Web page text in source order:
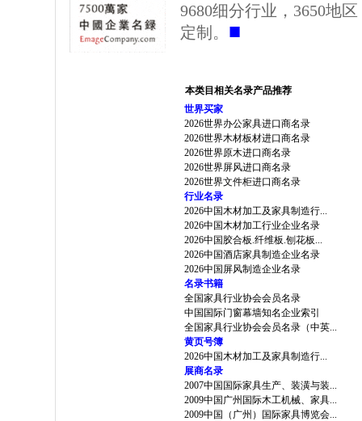
9680细分行业，3650地
定制。 ■
本类目相关名录产品推荐
世界买家
2026世界办公家具进口商名录
2026世界木材板材进口商名录
2026世界原木进口商名录
2026世界屏风进口商名录
2026世界文件柜进口商名录
行业名录
2026中国木材加工及家具制造行...
2026中国木材加工行业企业名录
2026中国胶合板.纤维板.刨花板...
2026中国酒店家具制造企业名录
2026中国屏风制造企业名录
名录书籍
全国家具行业协会会员名录
中国国际门窗幕墙知名企业索引
全国家具行业协会会员名录（中英...
黄页号簿
2026中国木材加工及家具制造行...
展商名录
2007中国国际家具生产、装潢与装...
2009中国广州国际木工机械、家具...
2009中国（广州）国际家具博览会...